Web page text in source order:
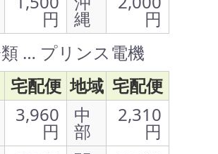
円 縄
円
… プリンス電機
宅配便 地域 宅配便
3,960
円
中
部
2,310
円